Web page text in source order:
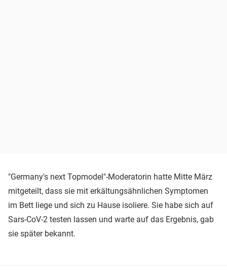
"Germany's next Topmodel"-Moderatorin hatte Mitte März
mitgeteilt, dass sie mit erkältungsähnlichen Symptomen
im Bett liege und sich zu Hause isoliere. Sie habe sich auf
Sars-CoV-2 testen lassen und warte auf das Ergebnis, gab
sie später bekannt.